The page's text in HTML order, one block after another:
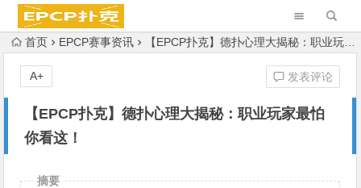
首页 EPCP赛事资讯 【EPCP扑克】德扑心理大揭秘：职业玩家最怕你看这！
【EPCP扑克】德扑心理大揭秘：职业玩家最怕
你看这！
发表评论
A+
摘要